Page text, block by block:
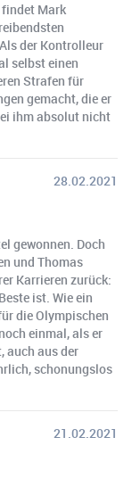
Mark
der Kontrolleur
selbst einen
Strafen für
gemacht, die er
ihm absolut nicht
28.02.2021
gewonnen. Doch
und Thomas
Karrieren zurück:
ist. Wie ein
die Olympischen
einmal, als er
auch aus der
schonungslos
21.02.2021